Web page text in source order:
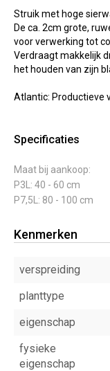
Struik met hoge
De ca. 2cm grote,
voor verwerking tot
Verdraagt makkelijk
het houden van zijn
Atlantic: Productieve
Specificaties
Maat bij aankoop:
P3L: 40 - 60 cm
P7,5L: 80 - 100 cm
Kenmerken
verspreiding
planttype
eigenschap
fysieke
eigenschap